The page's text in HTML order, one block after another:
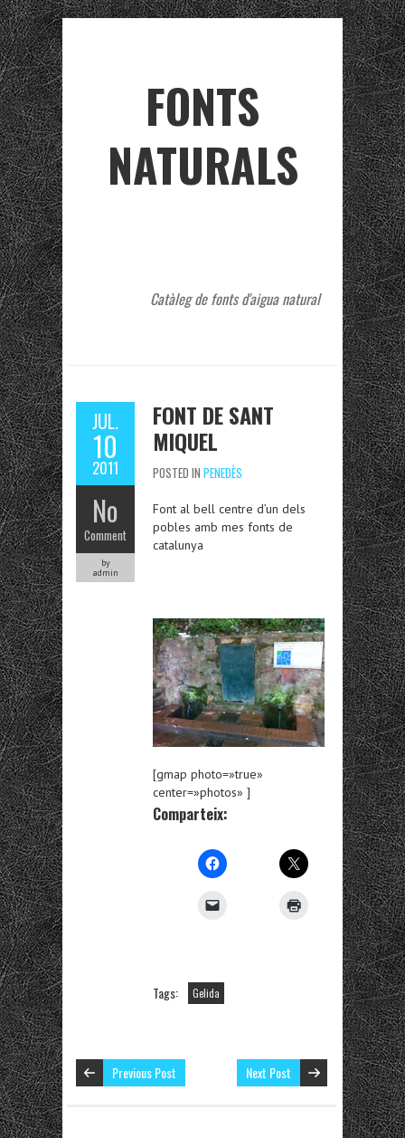
FONTS
NATURALS
Catàleg de fonts d'aigua natural
JUL.
10
2011
No
Comment
by
admin
FONT DE SANT
MIQUEL
POSTED IN PENEDÈS
Font al bell centre d’un dels
pobles amb mes fonts de
catalunya
[gmap photo=»true»
center=»photos» ]
Comparteix:
Tags: Gelida
Previous Post Next Post